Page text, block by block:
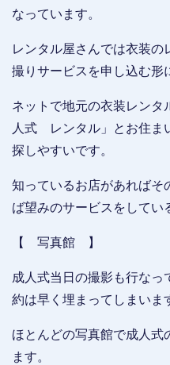
なっています。
レンタル屋さんでは衣装
撮りサービスを申し込む形
ネットで地元の衣装レン
人式 レンタル」とお住ま
探しやすいです。
知っているお店があればそ
ば望みのサービスをしてい
【 写真館 】
成人式当日の撮影も行な
約は早く埋まってしまいま
ほとんどの写真館で成人式
ます。